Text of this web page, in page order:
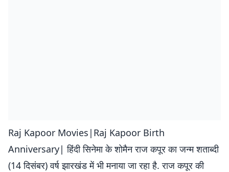
Raj Kapoor Movies|Raj Kapoor Birth
Anniversary| हिंदी सिनेमा के शोमैन राज कपूर का जन्म शताब्दी
(14 दिसंबर) वर्ष झारखंड में भी मनाया जा रहा है. राज कपूर की